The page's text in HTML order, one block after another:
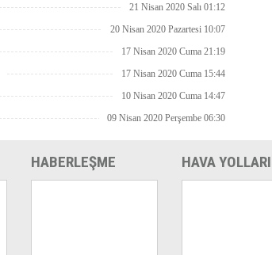
21 Nisan 2020 Salı 01:12
20 Nisan 2020 Pazartesi 10:07
17 Nisan 2020 Cuma 21:19
17 Nisan 2020 Cuma 15:44
10 Nisan 2020 Cuma 14:47
09 Nisan 2020 Perşembe 06:30
HABERLEŞME HAVA YOLLARI